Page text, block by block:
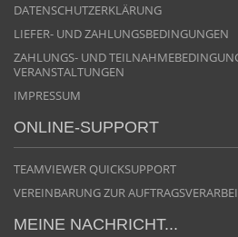
DATENSCHUTZERKLÄRUNG
LIEFER- UND ZAHLUNGSBEDINGUNGEN
ZAHLUNGS- UND
VERANSTALTUNGEN
IMPRESSUM
ONLINE-SUPPORT
TEAMVIEWER QUICKSUPPORT
VEREINBARUNG ZUR
MEINE NACHRICHT...